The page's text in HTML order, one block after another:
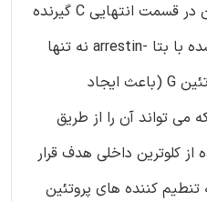
شود، که بوسیله فسفوریلاسیون در قسمت انتهایی C گیرنده
انجام می شود. پیوند ایجاد شده با بتا -arrestin نه تنها
مانع از فعال شدن گیرنده پروتئین G (باعث ایجاد
تواند آن را از طریق
کلوترین داخلی هدف قرار
تنطیم کننده های پروتئین